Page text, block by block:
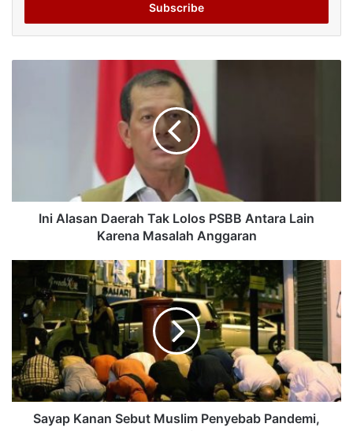
Ini Alasan Daerah Tak Lolos PSBB Antara Lain
Karena Masalah Anggaran
Sayap Kanan Sebut Muslim Penyebab Pandemi,